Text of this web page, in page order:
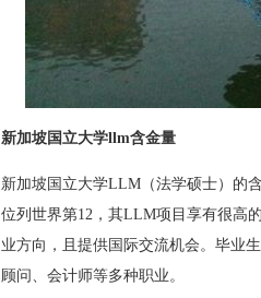
新加坡国立大学llm含金量
新加坡国立大学LLM（法学硕士）的
位列世界第12，其LLM项目享有很高
业方向，且提供国际交流机会。毕业
顾问、会计师等多种职业。